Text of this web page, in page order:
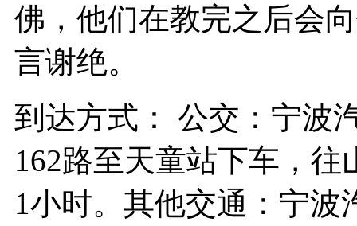
佛，他们在教完之后会
言谢绝。
到达方式： 公交：宁波
162路至天童站下车，
1小时。其他交通：宁波